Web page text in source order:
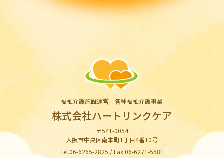
福祉介護施設運営 各種福祉介護事業
株式会社ハートリンクケア
〒541-0054
大阪市中央区南本町1丁目4番10号
Tel.06-6265-2825 / Fax.06-6271-5581